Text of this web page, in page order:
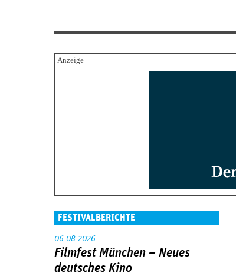
FESTIVALBERICHTE
06.08.2026
Filmfest München – Neues
deutsches Kino